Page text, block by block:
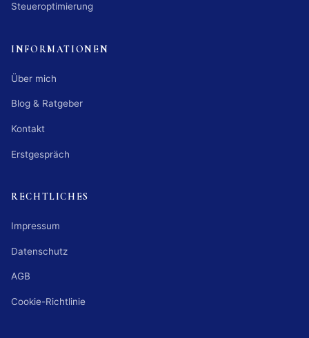
Steueroptimierung
INFORMATIONEN
Über mich
Blog & Ratgeber
Kontakt
Erstgespräch
RECHTLICHES
Impressum
Datenschutz
AGB
Cookie-Richtlinie